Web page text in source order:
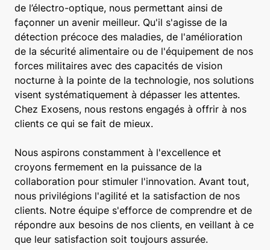
de l’électro-optique, nous permettant ainsi de
façonner un avenir meilleur. Qu'il s'agisse de la
détection précoce des maladies, de l'amélioration
de la sécurité alimentaire ou de l'équipement de nos
forces militaires avec des capacités de vision
nocturne à la pointe de la technologie, nos solutions
visent systématiquement à dépasser les attentes.
Chez Exosens, nous restons engagés à offrir à nos
clients ce qui se fait de mieux.
Nous aspirons constamment à l'excellence et
croyons fermement en la puissance de la
collaboration pour stimuler l'innovation. Avant tout,
nous privilégions l'agilité et la satisfaction de nos
clients. Notre équipe s'efforce de comprendre et de
répondre aux besoins de nos clients, en veillant à ce
que leur satisfaction soit toujours assurée.